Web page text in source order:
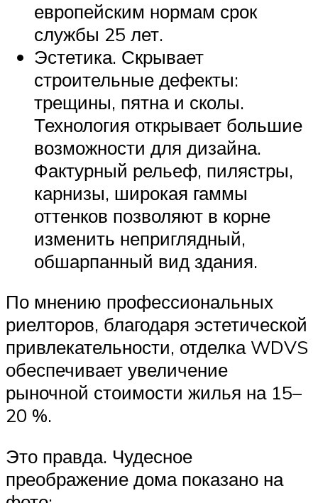
европейским нормам срок
службы 25 лет.
Эстетика. Скрывает
строительные дефекты:
трещины, пятна и сколы.
Технология открывает большие
возможности для дизайна.
Фактурный рельеф, пилястры,
карнизы, широкая гаммы
оттенков позволяют в корне
изменить неприглядный,
обшарпанный вид здания.
По мнению профессиональных
риелторов, благодаря эстетической
привлекательности, отделка WDVS
обеспечивает увеличение
рыночной стоимости жилья на 15–
20 %.
Это правда. Чудесное
преображение дома показано на